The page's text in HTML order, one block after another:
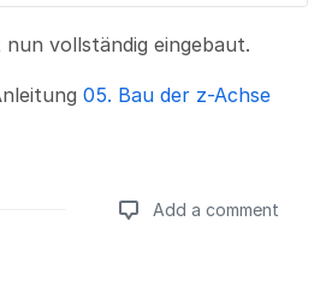
nun vollständig eingebaut.
05. Bau der z-Achse
Add a comment